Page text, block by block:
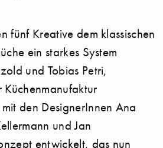
fünf Kreative dem klassischen
ein starkes System
und Tobias Petri,
Küchenmanufaktur
den DesignerInnen Ana
und Jan
entwickelt, das nun